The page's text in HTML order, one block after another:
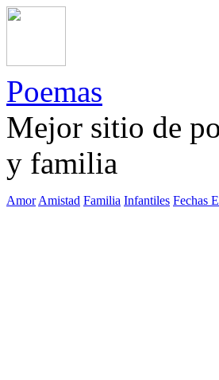
Poemas
Mejor sitio de
y familia
Amor Amistad Familia Infantiles Fechas